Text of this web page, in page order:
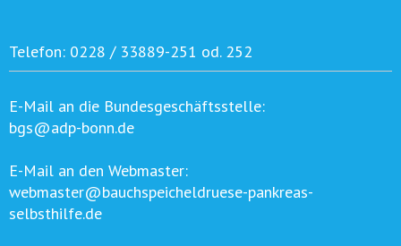
Telefon: 0228 / 33889-251 od. 252
E-Mail an die Bundesgeschäftsstelle:
bgs@adp-bonn.de
E-Mail an den Webmaster:
webmaster@bauchspeicheldruese-pankreas-
selbsthilfe.de